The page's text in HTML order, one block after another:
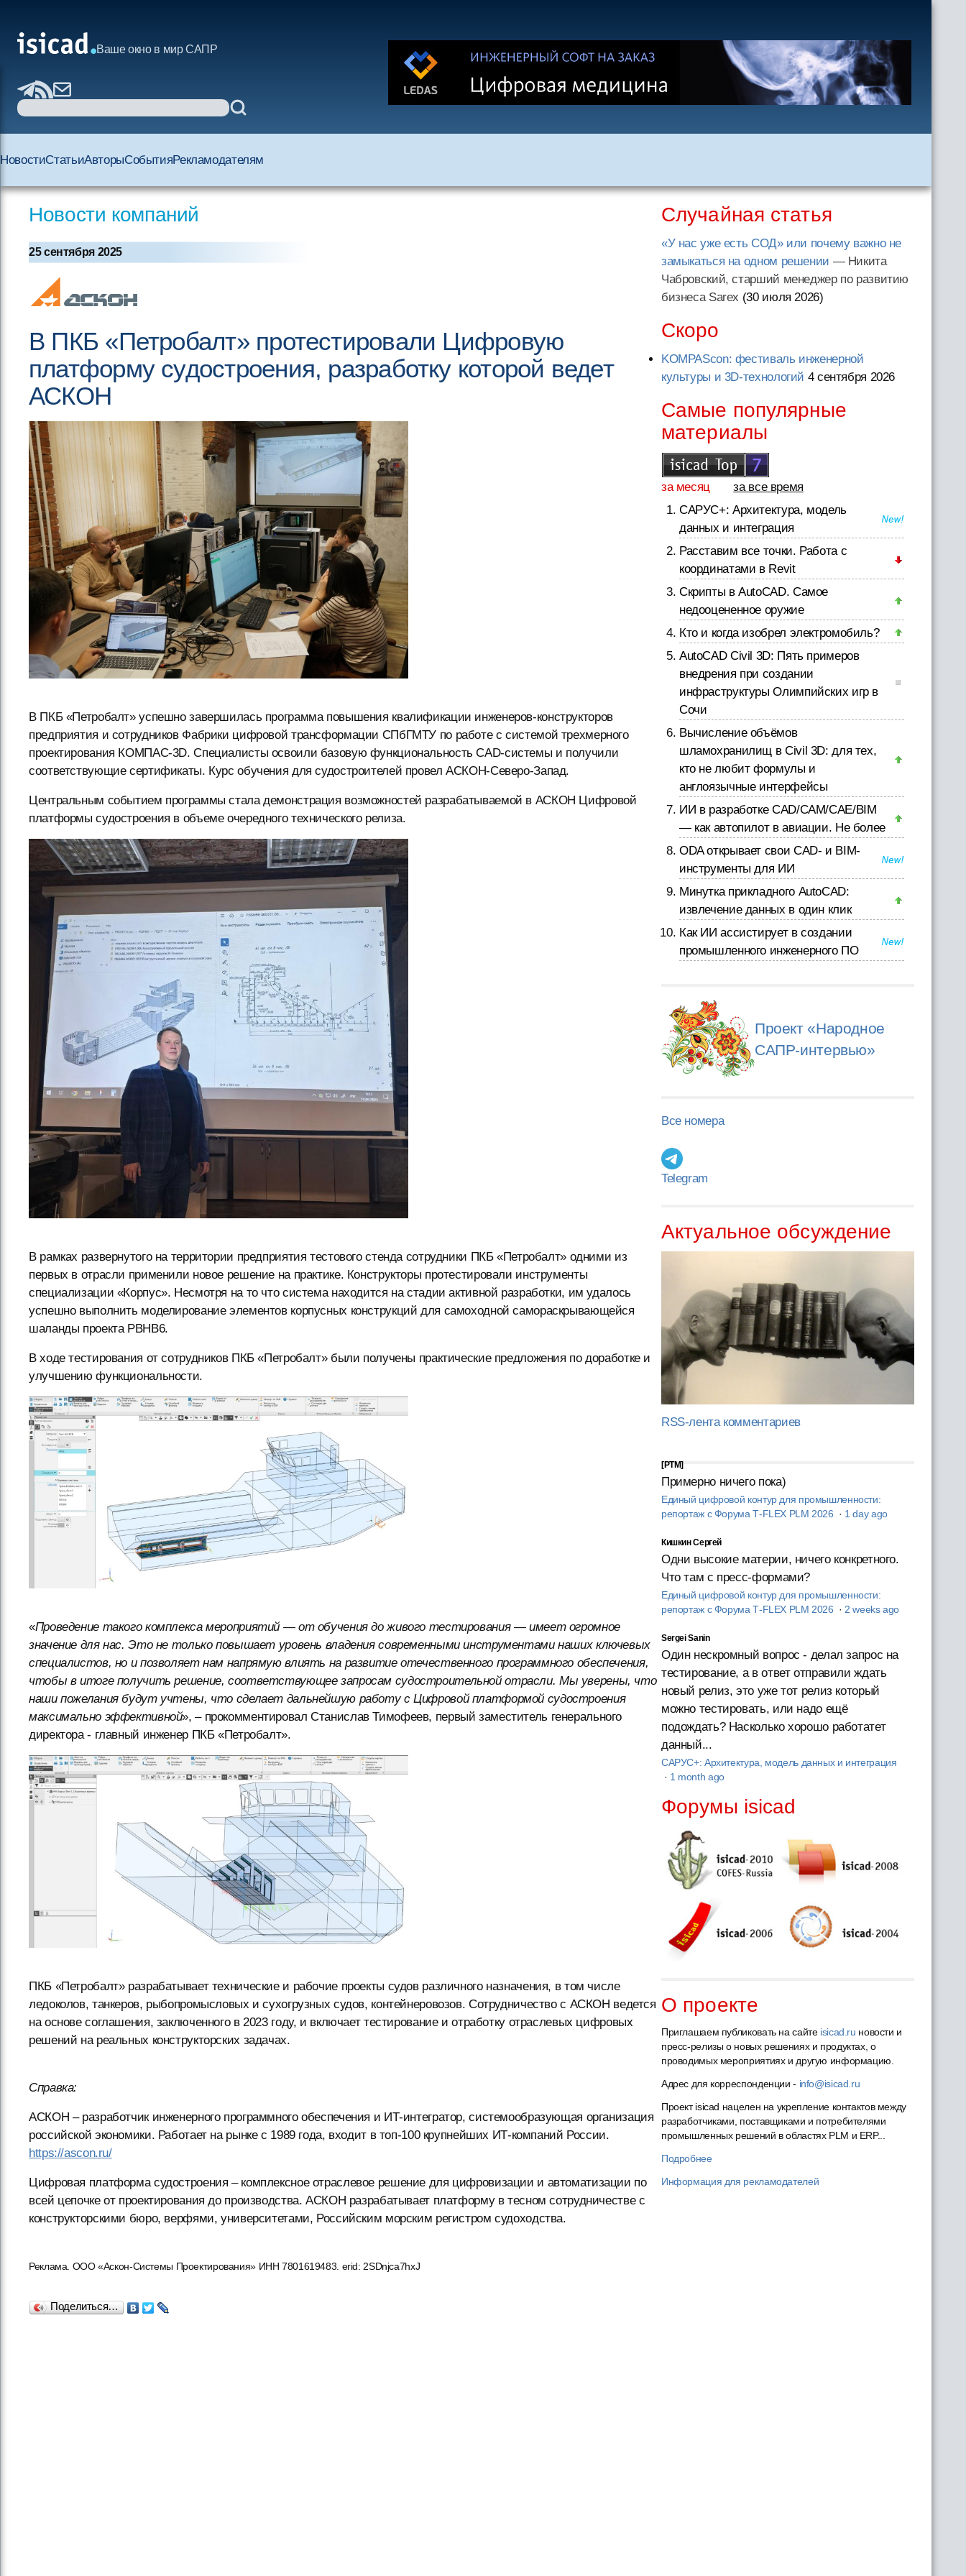
Ваше окно в мир САПР
НовостиСтатьиАвторыСобытияРекламодателям
Новости компаний
25 сентября 2025
В ПКБ «Петробалт» протестировали Цифровую
платформу судостроения, разработку которой ведет
АСКОН
В ПКБ «Петробалт» успешно завершилась программа повышения квалификации инженеров-конструкторов
предприятия и сотрудников Фабрики цифровой трансформации СПбГМТУ по работе с системой трехмерного
проектирования КОМПАС-3D. Специалисты освоили базовую функциональность CAD-системы и получили
соответствующие сертификаты. Курс обучения для судостроителей провел АСКОН-Северо-Запад.
Центральным событием программы стала демонстрация возможностей разрабатываемой в АСКОН Цифровой
платформы судостроения в объеме очередного технического релиза.
В рамках развернутого на территории предприятия тестового стенда сотрудники ПКБ «Петробалт» одними из
первых в отрасли применили новое решение на практике. Конструкторы протестировали инструменты
специализации «Корпус». Несмотря на то что система находится на стадии активной разработки, им удалось
успешно выполнить моделирование элементов корпусных конструкций для самоходной самораскрывающейся
шаланды проекта PBHB6.
В ходе тестирования от сотрудников ПКБ «Петробалт» были получены практические предложения по доработке и
улучшению функциональности.
«Проведение такого комплекса мероприятий — от обучения до живого тестирования — имеет огромное
значение для нас. Это не только повышает уровень владения современными инструментами наших ключевых
специалистов, но и позволяет нам напрямую влиять на развитие отечественного программного обеспечения,
чтобы в итоге получить решение, соответствующее запросам судостроительной отрасли. Мы уверены, что
наши пожелания будут учтены, что сделает дальнейшую работу с Цифровой платформой судостроения
максимально эффективной», – прокомментировал Станислав Тимофеев, первый заместитель генерального
директора - главный инженер ПКБ «Петробалт».
ПКБ «Петробалт» разрабатывает технические и рабочие проекты судов различного назначения, в том числе
ледоколов, танкеров, рыбопромысловых и сухогрузных судов, контейнеровозов. Сотрудничество с АСКОН ведется
на основе соглашения, заключенного в 2023 году, и включает тестирование и отработку отраслевых цифровых
решений на реальных конструкторских задачах.
Справка:
АСКОН – разработчик инженерного программного обеспечения и ИТ-интегратор, системообразующая организация
российской экономики. Работает на рынке с 1989 года, входит в топ-100 крупнейших ИТ-компаний России.
https://ascon.ru/
Цифровая платформа судостроения – комплексное отраслевое решение для цифровизации и автоматизации по
всей цепочке от проектирования до производства. АСКОН разрабатывает платформу в тесном сотрудничестве с
конструкторскими бюро, верфями, университетами, Российским морским регистром судоходства.
Реклама. ООО «Аскон-Системы Проектирования» ИНН 7801619483. erid: 2SDnjca7hxJ
Поделиться…
Случайная статья
«У нас уже есть СОД» или почему важно не
замыкаться на одном решении — Никита
Чабровский, старший менеджер по развитию
бизнеса Sarex (30 июля 2026)
Скоро
KOMPAScon: фестиваль инженерной
культуры и 3D-технологий 4 сентября 2026
Самые популярные
материалы
за месяц
за все время
САРУС+: Архитектура, модель
данных и интеграция
Расставим все точки. Работа с
координатами в Revit
Скрипты в AutoCAD. Самое
недооцененное оружие
Кто и когда изобрел электромобиль?
AutoCAD Civil 3D: Пять примеров
внедрения при создании
инфраструктуры Олимпийских игр в
Сочи
Вычисление объёмов
шламохранилищ в Civil 3D: для тех,
кто не любит формулы и
англоязычные интерфейсы
ИИ в разработке CAD/CAM/CAE/BIM
— как автопилот в авиации. Не более
ODA открывает свои CAD- и BIM-
инструменты для ИИ
Минутка прикладного AutoCAD:
извлечение данных в один клик
Как ИИ ассистирует в создании
промышленного инженерного ПО
Проект «Народное
САПР-интервью»
Все номера
Telegram
Актуальное обсуждение
RSS-лента комментариев
[PTM]
Примерно ничего пока)
Единый цифровой контур для промышленности:
репортаж с Форума T‑FLEX PLM 2026 · 1 day ago
Кишкин Сергей
Одни высокие материи, ничего конкретного.
Что там с пресс-формами?
Единый цифровой контур для промышленности:
репортаж с Форума T‑FLEX PLM 2026 · 2 weeks ago
Sergei Sanin
Один нескромный вопрос - делал запрос на
тестирование, а в ответ отправили ждать
новый релиз, это уже тот релиз который
можно тестировать, или надо ещё
подождать? Насколько хорошо работатет
данный...
САРУС+: Архитектура, модель данных и интеграция
· 1 month ago
Форумы isicad
О проекте
Приглашаем публиковать на сайте isicad.ru новости и
пресс-релизы о новых решениях и продуктах, о
проводимых мероприятиях и другую информацию.
Адрес для корреспонденции - info@isicad.ru
Проект isicad нацелен на укрепление контактов между
разработчиками, поставщиками и потребителями
промышленных решений в областях PLM и ERP...
Подробнее
Информация для рекламодателей